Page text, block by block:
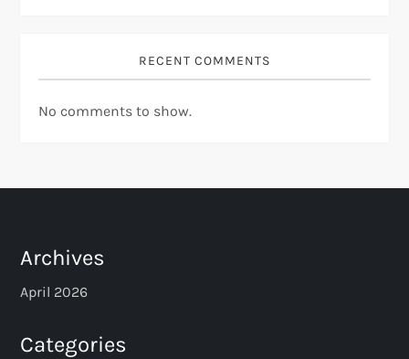
RECENT COMMENTS
No comments to show.
Archives
April 2026
Categories